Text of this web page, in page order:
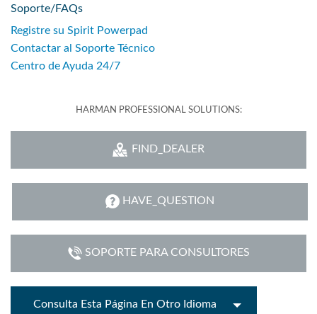
Soporte/FAQs
Registre su Spirit Powerpad
Contactar al Soporte Técnico
Centro de Ayuda 24/7
HARMAN PROFESSIONAL SOLUTIONS:
FIND_DEALER
HAVE_QUESTION
SOPORTE PARA CONSULTORES
Consulta Esta Página En Otro Idioma